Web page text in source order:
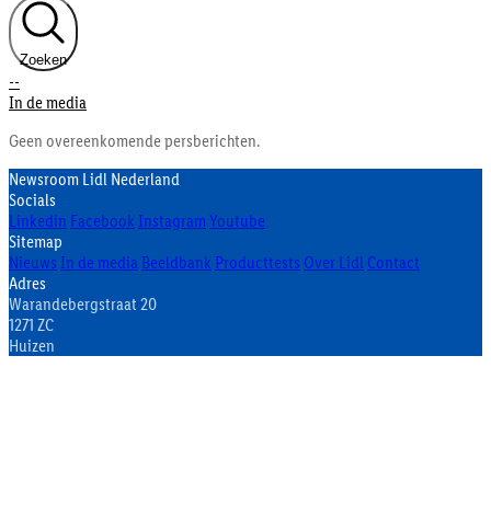
Zoeken
--
In de media
Geen overeenkomende persberichten.
Newsroom Lidl Nederland
Socials
Linkedin Facebook Instagram Youtube
Sitemap
Nieuws In de media Beeldbank Producttests Over Lidl Contact
Adres
Warandebergstraat 20
1271 ZC
Huizen